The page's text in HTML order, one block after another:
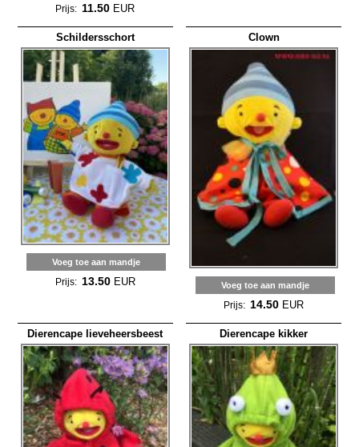
Prijs: 11.50 EUR
Schildersschort
Voeg toe aan mandje
Prijs: 13.50 EUR
Clown
Voeg toe aan mandje
Prijs: 14.50 EUR
Dierencape lieveheersbeest Dierencape kikker